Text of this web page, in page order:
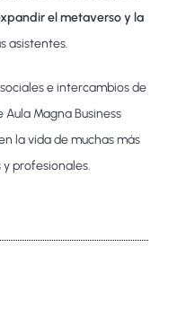
el metaverso y la
asistentes.
e intercambios de
Magna Business
la vida de muchas más
profesionales.